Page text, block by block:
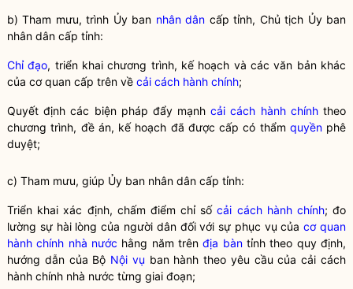
b) Tham mưu, trình Ủy ban nhân dân cấp tỉnh, Chủ tịch Ủy ban
nhân dân cấp tỉnh:
Chỉ đạo, triển khai chương trình, kế hoạch và các văn bản khác
của cơ quan cấp trên về cải cách hành chính;
Quyết định các biện pháp đẩy mạnhcải cách hành chínhtheo
chương trình, đề án, kế hoạch đã được cấp có thẩm quyềnphê
duyệt;
c) Tham mưu, giúp Ủy ban nhân dân cấp tỉnh:
Triển khai xác định, chấm điểm chỉ sốcải cách hành chính; đo
lường sự hài lòng của người dân đối với sự phục vụ củacơ quan
hành chính nhà nước hằng năm trênđịa bàntỉnh theo quy định,
hướng dẫn của Bộ Nội vụ ban hành theo yêu cầu củacải cách
hành chính nhà nước từng giai đoạn;